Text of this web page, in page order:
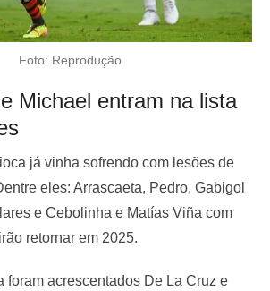
Foto: Reprodução
Michael entram na lista
já vinha sofrendo com lesões de
eles: Arrascaeta, Pedro, Gabigol
e Cebolinha e Matías Viña com
retornar em 2025.
foram acrescentados De La Cruz e